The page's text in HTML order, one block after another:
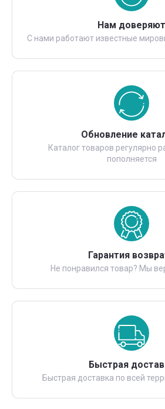
Нам доверяют
С нами работают известные
Обновление
Каталог товаров регулярно
пополняется
Гарантия
Не понравился товар? Мы
Быстрая
Быстрая доставка по всей